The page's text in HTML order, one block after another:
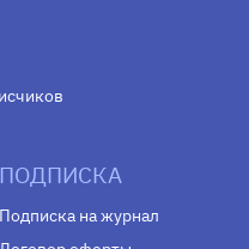
ПОДПИСКА
Подписка на журнал